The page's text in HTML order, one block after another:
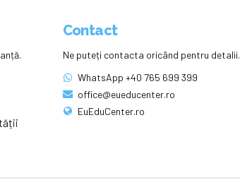
Contact
Ne puteți contacta oricând pentru detalii.
WhatsApp +40 765 699 399
office@eueducenter.ro
EuEduCenter.ro